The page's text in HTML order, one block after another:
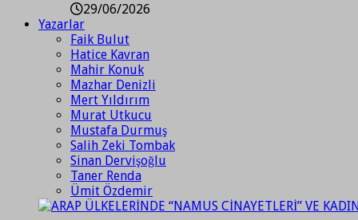
29/06/2026
Yazarlar
Faik Bulut
Hatice Kavran
Mahir Konuk
Mazhar Denizli
Mert Yıldırım
Murat Utkucu
Mustafa Durmuş
Salih Zeki Tombak
Sinan Dervişoğlu
Taner Renda
Ümit Özdemir